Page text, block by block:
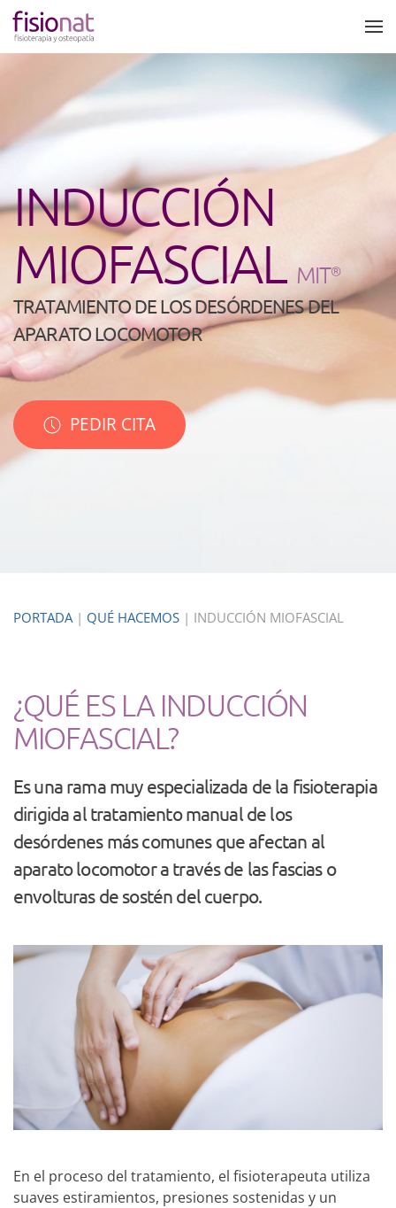
Skip to main content
INDUCCIÓN
MIOFASCIAL MIT®
TRATAMIENTO DE LOS DESÓRDENES DEL
APARATO LOCOMOTOR
PEDIR CITA
PORTADA| QUÉ HACEMOS | INDUCCIÓN MIOFASCIAL
¿QUÉ ES LA INDUCCIÓN
MIOFASCIAL?
Es una rama muy especializada de la fisioterapia
dirigida al tratamiento manual de los
desórdenes más comunes que afectan al
aparato locomotor a través de las fascias o
envolturas de sostén del cuerpo.
En el proceso del tratamiento, el fisioterapeuta utiliza
suaves estiramientos, presiones sostenidas y un